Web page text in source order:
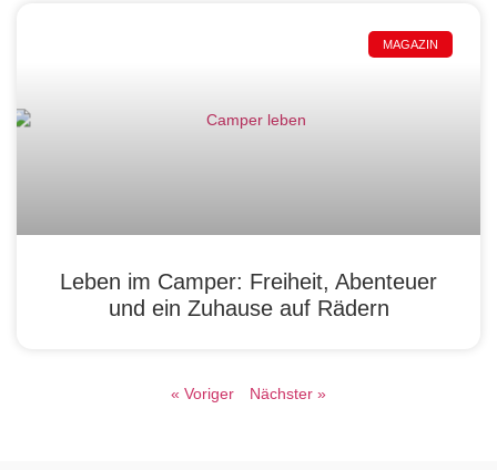
MAGAZIN
Leben im Camper: Freiheit, Abenteuer
und ein Zuhause auf Rädern
« Voriger Nächster »